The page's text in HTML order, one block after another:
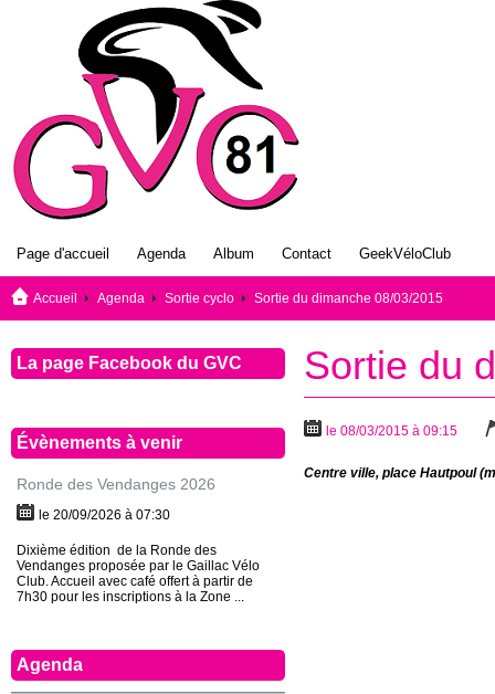
Page d'accueil Agenda Album Contact GeekVéloClub
Accueil Agenda Sortie cyclo Sortie du dimanche 08/03/2015
Sortie du
le 08/03/2015 à 09:15
Centre ville, place Hautpoul
La page Facebook du GVC
Évènements à venir
Ronde des Vendanges 2026
le 20/09/2026 à 07:30
Dixième édition de la Ronde des
Vendanges proposée par le Gaillac Vélo
Club. Accueil avec café offert à partir de
7h30 pour les inscriptions à la Zone ...
Agenda